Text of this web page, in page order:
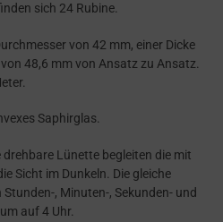
sich 24 Rubine.
von 42 mm, einer Dicke
48,6 mm von Ansatz zu Ansatz.
Saphirglas.
Lünette begleiten die mit
Sicht im Dunkeln. Die gleiche
, Minuten-, Sekunden- und
auf 4 Uhr.